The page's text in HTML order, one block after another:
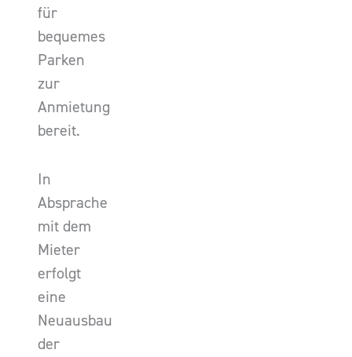
für
bequemes
Parken
zur
Anmietung
bereit.
In
Absprache
mit dem
Mieter
erfolgt
eine
Neuausbau
der